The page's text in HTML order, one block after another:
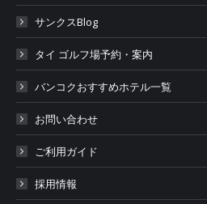
サンクスBlog
タイ ゴルフ場予約・案内
バンコクおすすめホテル一覧
お問い合わせ
ご利用ガイド
採用情報